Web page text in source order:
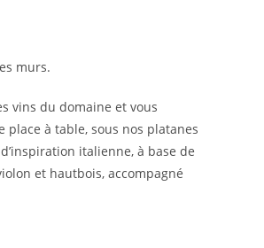
murs.
vins du domaine et vous
place à table, sous nos platanes
italienne, à base de
et hautbois, accompagné